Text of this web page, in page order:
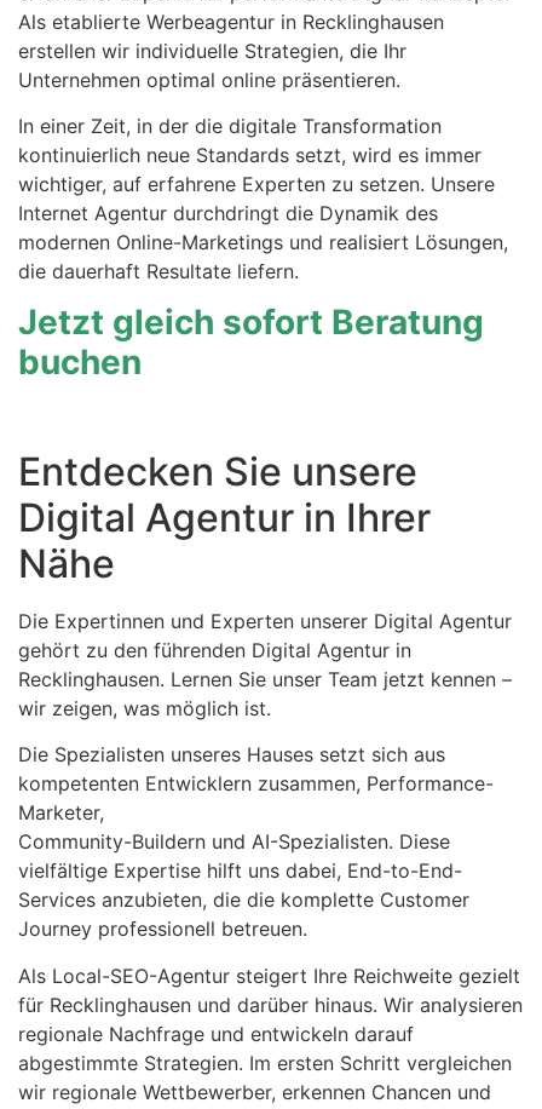
Als etablierte Werbeagentur in Recklinghausen
erstellen wir individuelle Strategien, die Ihr
Unternehmen optimal online präsentieren.
In einer Zeit, in der die digitale Transformation
kontinuierlich neue Standards setzt, wird es immer
wichtiger, auf erfahrene Experten zu setzen. Unsere
Internet Agentur durchdringt die Dynamik des
modernen Online-Marketings und realisiert Lösungen,
die dauerhaft Resultate liefern.
Jetzt gleich sofort Beratung
buchen
Entdecken Sie unsere
Digital Agentur in Ihrer
Nähe
Die Expertinnen und Experten unserer Digital Agentur
gehört zu den führenden Digital Agentur in
Recklinghausen. Lernen Sie unser Team jetzt kennen –
wir zeigen, was möglich ist.
Die Spezialisten unseres Hauses setzt sich aus
kompetenten Entwicklern zusammen, Performance-
Marketer,
Community-Buildern und AI-Spezialisten. Diese
vielfältige Expertise hilft uns dabei, End-to-End-
Services anzubieten, die die komplette Customer
Journey professionell betreuen.
Als Local-SEO-Agentur steigert Ihre Reichweite gezielt
für Recklinghausen und darüber hinaus. Wir analysieren
regionale Nachfrage und entwickeln darauf
abgestimmte Strategien. Im ersten Schritt vergleichen
wir regionale Wettbewerber, erkennen Chancen und